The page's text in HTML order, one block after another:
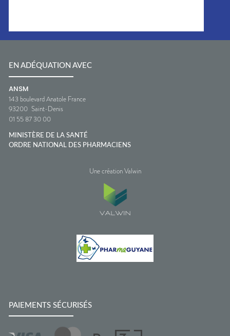
EN ADÉQUATION AVEC
ANSM
143 boulevard Anatole France
93200 Saint-Denis
01 55 87 30 00
MINISTÈRE DE LA SANTÉ
ORDRE NATIONAL DES PHARMACIENS
Une création Valwin
PAIEMENTS SÉCURISÉS